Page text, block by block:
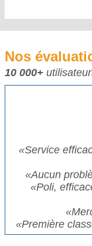
Nos
10 000+
«Service
«Aucun
«Poli,
«Première